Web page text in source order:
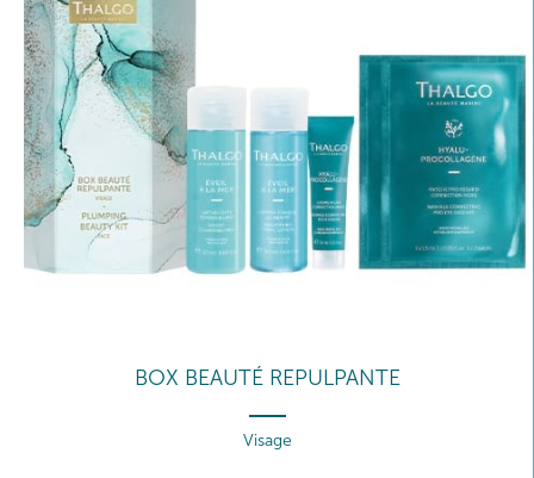
BOX BEAUTÉ REPULPANTE
Visage